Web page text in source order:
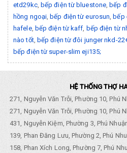
etd29kc, bếp điện từ bluestone, bếp
hồng ngoại, bếp điện từ eurosun, bếp
hafele, bếp điện từ kaff, bếp điện từ
nào tốt, bếp điện từ đôi junger nkd-
bếp điện từ super-slim eji135;
HỆ THỐNG THỢ
271, Nguyễn Văn Trỗi, Phường 10, Phú
271, Nguyễn Văn Trỗi, Phường 10, Phú
431, Nguyễn Kiệm, Phường 3, Phú
139, Phan Đăng Lưu, Phường 2, Phú
158, Phan Xích Long, Phường 7, Phú